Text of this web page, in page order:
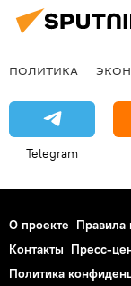
ПОЛИТИКА
Telegram
О проекте Правила
Контакты Пресс-
Политика